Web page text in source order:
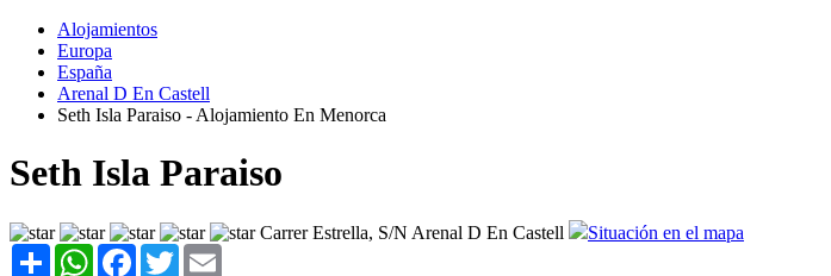
Alojamientos
Europa
España
Arenal D En Castell
Seth Isla Paraiso - Alojamiento En Menorca
Seth Isla Paraiso
Carrer Estrella, S/N Arenal D En Castell
Situación en el mapa
Share WhatsAppFacebook
Twitter